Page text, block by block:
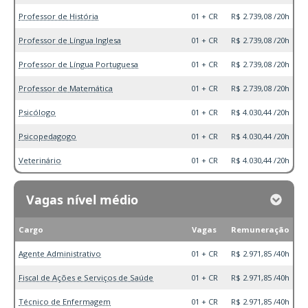
Professor de História 01 + CR R$ 2.739,08 /20h
Professor de Língua Inglesa 01 + CR R$ 2.739,08 /20h
Professor de Língua Portuguesa 01 + CR R$ 2.739,08 /20h
Professor de Matemática 01 + CR R$ 2.739,08 /20h
Psicólogo 01 + CR R$ 4.030,44 /20h
Psicopedagogo 01 + CR R$ 4.030,44 /20h
Veterinário 01 + CR R$ 4.030,44 /20h
Vagas nível médio
Cargo Vagas Remuneração
Agente Administrativo 01 + CR R$ 2.971,85 /40h
Fiscal de Ações e Serviços de Saúde 01 + CR R$ 2.971,85 /40h
Técnico de Enfermagem 01 + CR R$ 2.971,85 /40h